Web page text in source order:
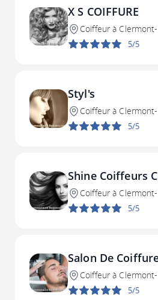
X S COIFFURE
Coiffeur à
5/5
Styl's
Coiffeur à
5/5
Shine Coiffeurs
Coiffeur à
5/5
Salon De
Coiffeur à
5/5